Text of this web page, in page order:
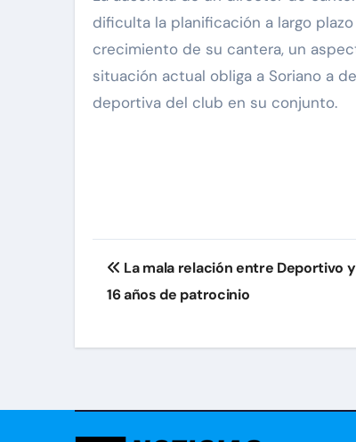
dificulta la planificación a largo
crecimiento de su cantera, un
situación actual obliga a Soriano a
deportiva del club en su conjunto.
Navegación
de
La mala relación entre Deportivo
16 años de patrocinio